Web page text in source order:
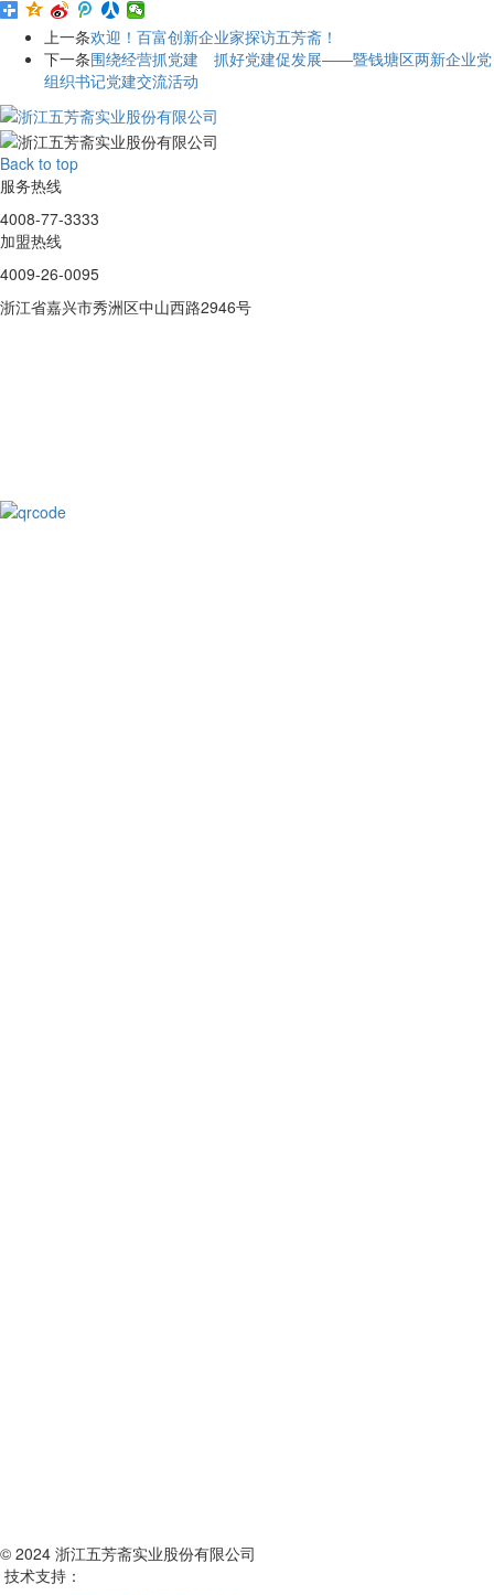
上一条欢迎！百富创新企业家探访五芳斋！
下一条围绕经营抓党建 抓好党建促发展——暨钱塘区两新企业党
组织书记党建交流活动
Back to top
服务热线
4008-77-3333
加盟热线
4009-26-0095
浙江省嘉兴市秀洲区中山西路2946号
© 2024 浙江五芳斋实业股份有限公司
技术支持：